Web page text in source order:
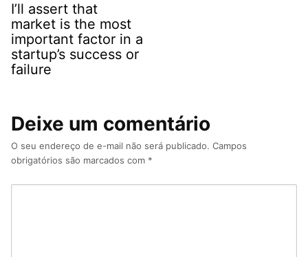
I’ll assert that
market is the most
important factor in a
startup’s success or
failure
Deixe um comentário
O seu endereço de e-mail não será publicado. Campos
obrigatórios são marcados com *